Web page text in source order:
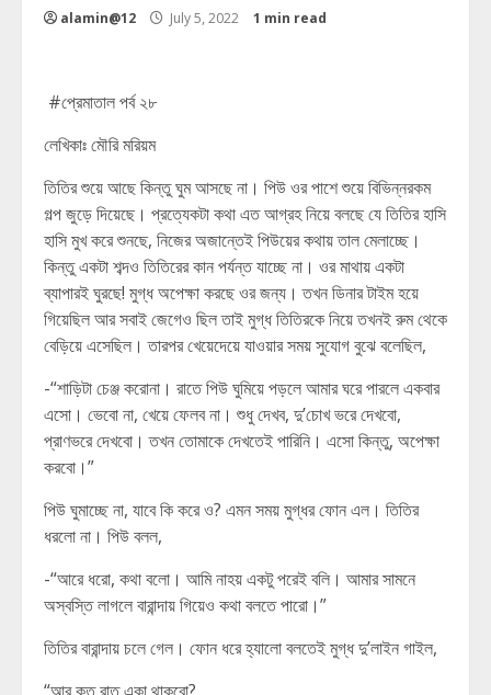
alamin@12 July 5, 2022 1 min read
#প্রেমাতাল পর্ব ২৮
লেখিকাঃ মৌরি মরিয়ম
তিতির শুয়ে আছে কিন্তু ঘুম আসছে না। পিউ ওর পাশে শুয়ে বিভিন্নরকম
গল্প জুড়ে দিয়েছে। প্রত্যেকটা কথা এত আগ্রহ নিয়ে বলছে যে তিতির হাসি
হাসি মুখ করে শুনছে, নিজের অজান্তেই পিউয়ের কথায় তাল মেলাচ্ছে।
কিন্তু একটা শব্দও তিতিরের কান পর্যন্ত যাচ্ছে না। ওর মাথায় একটা
ব্যাপারই ঘুরছে! মুগ্ধ অপেক্ষা করছে ওর জন্য। তখন ডিনার টাইম হয়ে
গিয়েছিল আর সবাই জেগেও ছিল তাই মুগ্ধ তিতিরকে নিয়ে তখনই রুম থেকে
বেড়িয়ে এসেছিল। তারপর খেয়েদেয়ে যাওয়ার সময় সুযোগ বুঝে বলেছিল,
-“শাড়িটা চেঞ্জ করোনা। রাতে পিউ ঘুমিয়ে পড়লে আমার ঘরে পারলে একবার
এসো। ভেবো না, খেয়ে ফেলব না। শুধু দেখব, দু’চোখ ভরে দেখবো,
প্রাণভরে দেখবো। তখন তোমাকে দেখতেই পারিনি। এসো কিন্তু, অপেক্ষা
করবো।”
পিউ ঘুমাচ্ছে না, যাবে কি করে ও? এমন সময় মুগ্ধর ফোন এল। তিতির
ধরলো না। পিউ বলল,
-“আরে ধরো, কথা বলো। আমি নাহয় একটু পরেই বলি। আমার সামনে
অস্বস্তি লাগলে বারান্দায় গিয়েও কথা বলতে পারো।”
তিতির বারান্দায় চলে গেল। ফোন ধরে হ্যালো বলতেই মুগ্ধ দু’লাইন গাইল,